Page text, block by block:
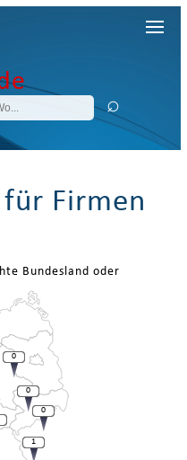
Firmen
Bundesland oder
1
0
0
0